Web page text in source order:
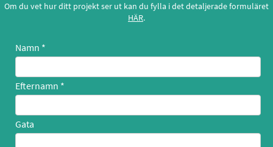
Om du vet hur ditt projekt ser ut kan du fylla i det detaljerade formuläret
HÄR.
Namn
Efternamn
Gata